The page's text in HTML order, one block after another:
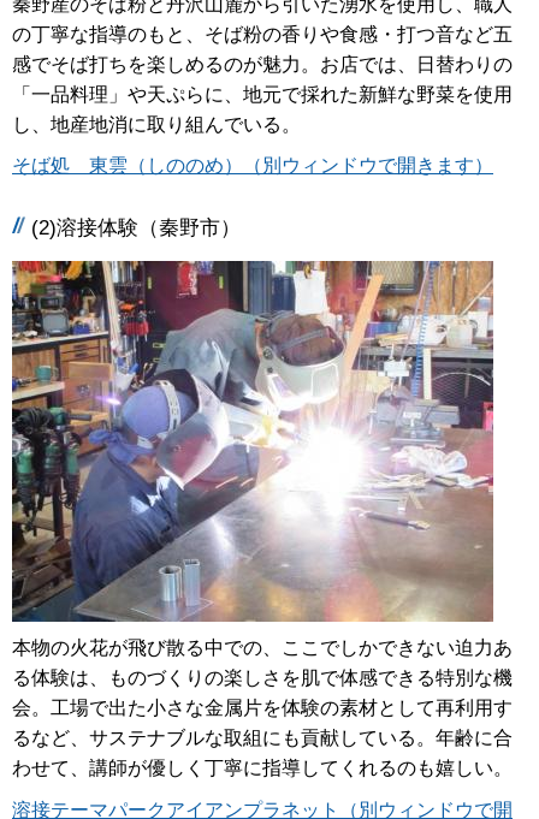
の丁寧な指導のもと、そば粉の香りや食感・打つ音など五
感でそば打ちを楽しめるのが魅力。お店では、日替わりの
「一品料理」や天ぷらに、地元で採れた新鮮な野菜を使用
し、地産地消に取り組んでいる。
そば処 東雲（しののめ）（別ウィンドウで開きます）
(2)溶接体験（秦野市）
本物の火花が飛び散る中での、ここでしかできない迫力あ
る体験は、ものづくりの楽しさを肌で体感できる特別な機
会。工場で出た小さな金属片を体験の素材として再利用す
るなど、サステナブルな取組にも貢献している。年齢に合
わせて、講師が優しく丁寧に指導してくれるのも嬉しい。
溶接テーマパークアイアンプラネット（別ウィンドウで開